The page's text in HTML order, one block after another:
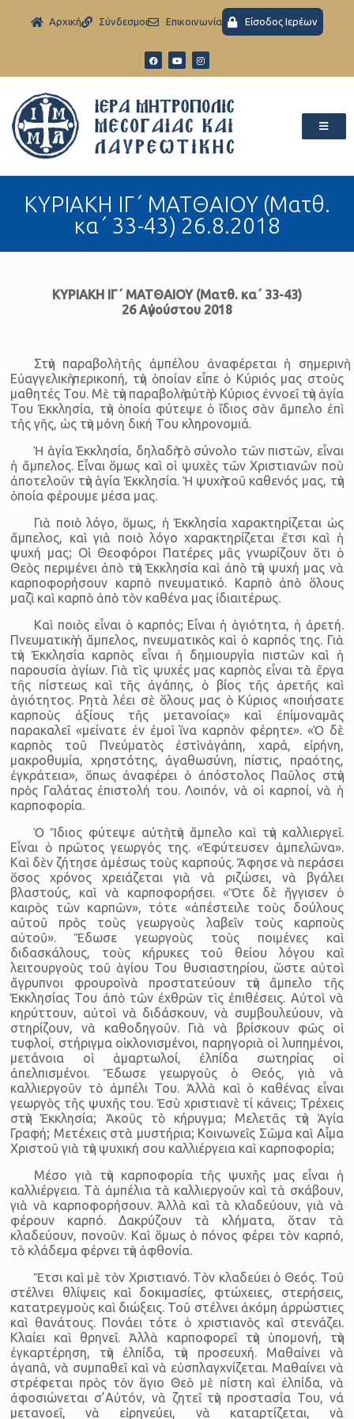
Aρχική Σύνδεσμοι Eπικοινωνία Είσοδος Ιερέων
ΚΥΡΙΑΚΗ ΙΓ΄ ΜΑΤΘΑΙΟΥ (Ματθ.
κα΄ 33-43) 26.8.2018
ΚΥΡΙΑΚΗ ΙΓ΄ ΜΑΤΘΑΙΟΥ (Ματθ. κα΄ 33-43)
26 Αὐγούστου 2018
Στὴν παραβολὴ τῆς ἀμπέλου ἀναφέρεται ἡ σημερινὴ
Εὐαγγελικὴ περικοπή, τὴν ὁποίαν εἶπε ὁ Κύριός μας στοὺς
μαθητές Του. Μὲ τὴν παραβολὴ αὐτὴ ὁ Κύριος ἐννοεῖ τὴν ἁγία
Του Ἐκκλησία, τὴν ὁποία φύτεψε ὁ ἴδιος σὰν ἄμπελο ἐπὶ
τῆς γῆς, ὡς τὴν μόνη δική Του κληρονομιά.
Ἡ ἁγία Ἐκκλησία, δηλαδὴ τὸ σύνολο τῶν πιστῶν, εἶναι
ἡ ἄμπελος. Εἶναι ὅμως καὶ οἱ ψυχὲς τῶν Χριστιανῶν ποὺ
ἀποτελοῦν τὴν ἁγία Ἐκκλησία. Ἡ ψυχὴ τοῦ καθενός μας, τὴν
ὁποία φέρουμε μέσα μας.
Γιὰ ποιὸ λόγο, ὅμως, ἡ Ἐκκλησία χαρακτηρίζεται ὡς
ἄμπελος, καὶ γιὰ ποιὸ λόγο χαρακτηρίζεται ἔτσι καὶ ἡ
ψυχή μας; Οἱ Θεοφόροι Πατέρες μᾶς γνωρίζουν ὅτι ὁ
Θεὸς περιμένει ἀπὸ τὴν Ἐκκλησία καὶ ἀπὸ τὴν ψυχή μας νὰ
καρποφορήσουν καρπὸ πνευματικό. Καρπὸ ἀπὸ ὅλους
μαζὶ καὶ καρπὸ ἀπὸ τὸν καθένα μας ἰδιαιτέρως.
Καὶ ποιὸς εἶναι ὁ καρπός; Εἶναι ἡ ἁγιότητα, ἡ ἀρετή.
Πνευματικὴ ἡ ἄμπελος, πνευματικὸς καὶ ὁ καρπός της. Γιὰ
τὴν Ἐκκλησία καρπὸς εἶναι ἡ δημιουργία πιστῶν καὶ ἡ
παρουσία ἁγίων. Γιὰ τὶς ψυχές μας καρπὸς εἶναι τὰ ἔργα
τῆς πίστεως καὶ τῆς ἀγάπης, ὁ βίος τῆς ἀρετῆς καὶ
ἁγιότητος. Ρητὰ λέει σὲ ὅλους μας ὁ Κύριος «ποιήσατε
καρποὺς ἀξίους τῆς μετανοίας» καὶ ἐπίμοναμᾶς
παρακαλεῖ «μείνατε ἐν ἐμοὶ ἵνα καρπὸν φέρητε». «Ὁ δὲ
καρπὸς τοῦ Πνεύματὸς ἐστὶνἀγάπη, χαρά, εἰρήνη,
μακροθυμία, χρηστότης, ἀγαθωσύνη, πίστις, πραότης,
ἐγκράτεια», ὅπως ἀναφέρει ὁ ἀπόστολος Παῦλος στὴν
πρὸς Γαλάτας ἐπιστολή του. Λοιπόν, νὰ οἱ καρποί, νὰ ἡ
καρποφορία.
Ὁ Ἴδιος φύτεψε αὐτὴ τὴν ἄμπελο καὶ τὴν καλλιεργεῖ.
Εἶναι ὁ πρῶτος γεωργός της. «Ἐφύτευσεν ἀμπελῶνα».
Καὶ δὲν ζήτησε ἀμέσως τοὺς καρπούς. Ἄφησε νὰ περάσει
ὅσος χρόνος χρειάζεται γιὰ νὰ ριζώσει, νὰ βγάλει
βλαστούς, καὶ νὰ καρποφορήσει. «Ὅτε δὲ ἤγγισεν ὁ
καιρὸς τῶν καρπῶν», τότε «ἀπέστειλε τοὺς δούλους
αὐτοῦ πρὸς τοὺς γεωργοὺς λαβεῖν τοὺς καρποὺς
αὐτοῦ». Ἔδωσε γεωργοὺς τοὺς ποιμένες καὶ
διδασκάλους, τοὺς κήρυκες τοῦ θείου λόγου καὶ
λειτουργοὺς τοῦ ἁγίου Του θυσιαστηρίου, ὥστε αὐτοὶ
ἄγρυπνοι φρουροὶνὰ προστατεύουν τὴν ἄμπελο τῆς
Ἐκκλησίας Του ἀπὸ τῶν ἐχθρῶν τὶς ἐπιθέσεις. Αὐτοὶ νὰ
κηρύττουν, αὐτοὶ νὰ διδάσκουν, νὰ συμβουλεύουν, νὰ
στηρίζουν, νὰ καθοδηγοῦν. Γιὰ νὰ βρίσκουν φῶς οἱ
τυφλοί, στήριγμα οἱκλονισμένοι, παρηγοριὰ οἱ λυπημένοι,
μετάνοια οἱ ἁμαρτωλοί, ἐλπίδα σωτηρίας οἱ
ἀπελπισμένοι. Ἔδωσε γεωργοὺς ὁ Θεός, γιὰ νὰ
καλλιεργοῦν τὸ ἀμπέλι Του. Ἀλλὰ καὶ ὁ καθένας εἶναι
γεωργὸς τῆς ψυχῆς του. Ἐσὺ χριστιανὲ τί κάνεις; Τρέχεις
στὴν Ἐκκλησία; Ἀκοῦς τὸ κήρυγμα; Μελετᾶς τὴν Ἁγία
Γραφή; Μετέχεις στὰ μυστήρια; Κοινωνεῖς Σῶμα καὶ Αἷμα
Χριστοῦ γιὰ τὴν ψυχική σου καλλιέργεια καὶ καρποφορία;
Μέσο γιὰ τὴν καρποφορία τῆς ψυχῆς μας εἶναι ἡ
καλλιέργεια. Τὰ ἀμπέλια τὰ καλλιεργοῦν καὶ τὰ σκάβουν,
γιὰ νὰ καρποφορήσουν. Ἀλλὰ καὶ τὰ κλαδεύουν, γιὰ νὰ
φέρουν καρπό. Δακρύζουν τὰ κλήματα, ὅταν τὰ
κλαδεύουν, πονοῦν. Καὶ ὅμως ὁ πόνος φέρει τὸν καρπό,
τὸ κλάδεμα φέρνει τὴν ἀφθονία.
Ἔτσι καὶ μὲ τὸν Χριστιανό. Τὸν κλαδεύει ὁ Θεός. Τοῦ
στέλνει θλίψεις καὶ δοκιμασίες, φτώχειες, στερήσεις,
κατατρεγμοὺς καὶ διώξεις. Τοῦ στέλνει ἀκόμη ἀρρώστιες
καὶ θανάτους. Πονάει τότε ὁ χριστιανὸς καὶ στενάζει.
Κλαίει καὶ θρηνεῖ. Ἀλλὰ καρποφορεῖ τὴν ὑπομονή, τὴν
ἐγκαρτέρηση, τὴν ἐλπίδα, τὴν προσευχή. Μαθαίνει νὰ
ἀγαπᾶ, νὰ συμπαθεῖ καὶ νὰ εὐσπλαγχνίζεται. Μαθαίνει νὰ
στρέφεται πρὸς τὸν ἅγιο Θεὸ μὲ πίστη καὶ ἐλπίδα, νὰ
ἀφοσιώνεται σ’Αὐτόν, νὰ ζητεῖ τὴν προστασία Του, νά
μετανοεῖ, νὰ εἰρηνεύει, νὰ καταρτίζεται, νὰ